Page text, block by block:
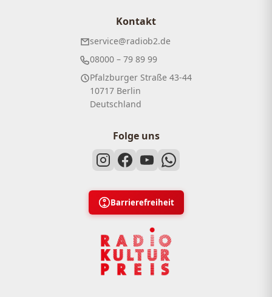
Kontakt
service@radiob2.de
08000 – 79 89 99
Pfalzburger Straße 43-44
10717 Berlin
Deutschland
Folge uns
Barrierefreiheit